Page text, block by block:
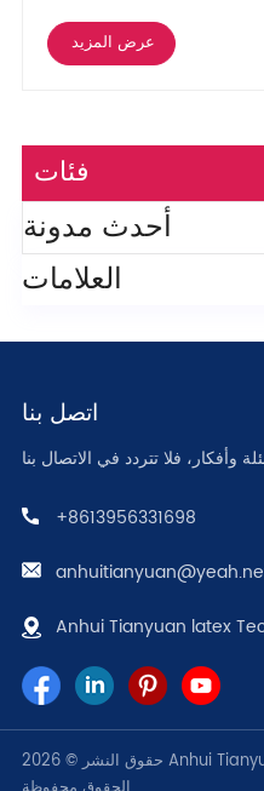
عرض المزيد
فئات
أحدث مدونة
العلامات
اتصل بنا
+8613956331698
Anhui Tianyuan latex
حقوق النشر © 2026 Anhui Tianyuan latex Technology Co., Ltd كل